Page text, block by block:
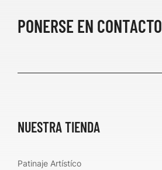
PONERSE EN CONTACTO
NUESTRA TIENDA
Patinaje Artístíco